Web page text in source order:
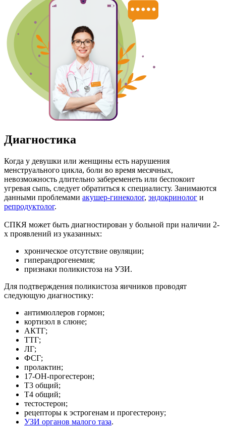
Диагностика
Когда у девушки или женщины есть нарушения
менструального цикла, боли во время месячных,
невозможность длительно забеременеть или беспокоит
угревая сыпь, следует обратиться к специалисту. Занимаются
данными проблемами акушер-гинеколог, эндокринолог и
репродуктолог.
СПКЯ может быть диагностирован у больной при наличии 2-
х проявлений из указанных:
хроническое отсутствие овуляции;
гиперандрогенемия;
признаки поликистоза на УЗИ.
Для подтверждения поликистоза яичников проводят
следующую диагностику:
антимюллеров гормон;
кортизол в слюне;
АКТГ;
ТТГ;
ЛГ;
ФСГ;
пролактин;
17-ОН-прогестерон;
Т3 общий;
Т4 общий;
тестостерон;
рецепторы к эстрогенам и прогестерону;
УЗИ органов малого таза.